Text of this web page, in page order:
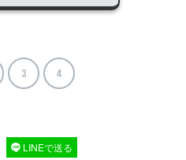
3 4
LINEで送る